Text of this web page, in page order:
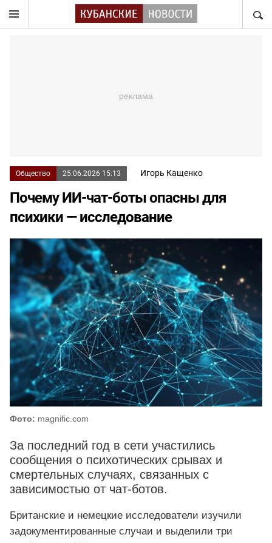
Общество 25.06.2026 15:13 Игорь Кащенко
Почему ИИ-чат-боты опасны для
психики — исследование
Фото: magnific.com
За последний год в сети участились
сообщения о психотических срывах и
смертельных случаях, связанных с
зависимостью от чат-ботов.
Британские и немецкие исследователи изучили
задокументированные случаи и выделили три